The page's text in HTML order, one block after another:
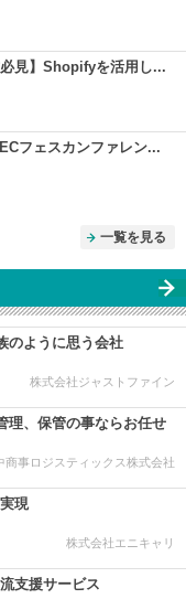
必見】Shopifyを活用し...
フェスカンファレン...
一覧を見る
のように思う会社
株式会社ジャストファイン
理、保管の事ならお任せ
商事ロジスティックス株式会社
現
株式会社エニキャリ
支援サービス